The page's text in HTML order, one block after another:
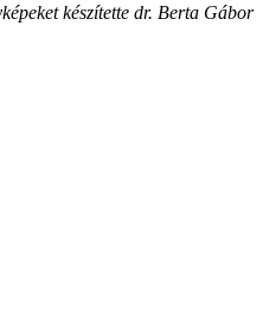
készítette dr. Berta Gábor